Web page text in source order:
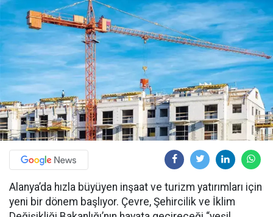
Alanya’da hızla büyüyen inşaat ve turizm yatırımları için
yeni bir dönem başlıyor. Çevre, Şehircilik ve İklim